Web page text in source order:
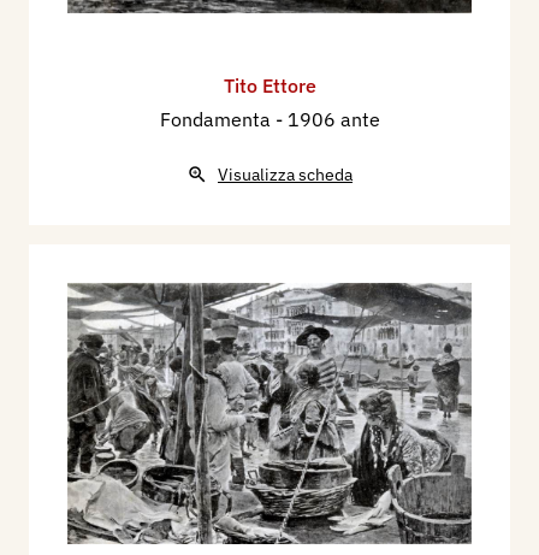
Tito Ettore
Fondamenta - 1906 ante
Visualizza scheda